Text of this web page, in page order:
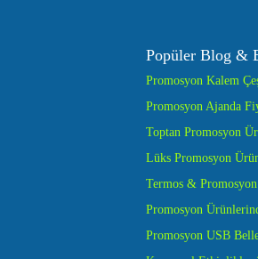
Popüler Blog &
Promosyon Kalem
Promosyon Ajanda
Toptan Promosyon
Lüks Promosyon
Termos &
Promosyon
Promosyon USB